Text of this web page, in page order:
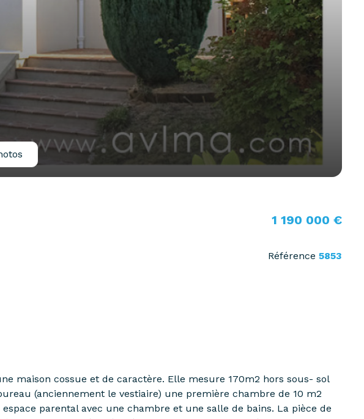
1 190 000 €
Référence 5853
maison cossue et de caractère. Elle mesure 170m2 hors sous- sol
(anciennement le vestiaire) une première chambre de 10 m2
parental avec une chambre et une salle de bains. La pièce de